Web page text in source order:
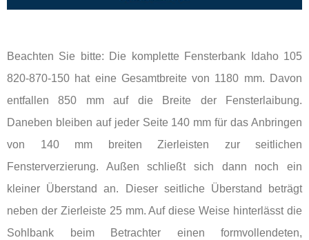
Beachten Sie bitte: Die komplette Fensterbank Idaho 105
820-870-150 hat eine Gesamtbreite von 1180 mm. Davon
entfallen 850 mm auf die Breite der Fensterlaibung.
Daneben bleiben auf jeder Seite 140 mm für das Anbringen
von 140 mm breiten Zierleisten zur seitlichen
Fensterverzierung. Außen schließt sich dann noch ein
kleiner Überstand an. Dieser seitliche Überstand beträgt
neben der Zierleiste 25 mm. Auf diese Weise hinterlässt die
Sohlbank beim Betrachter einen formvollendeten,